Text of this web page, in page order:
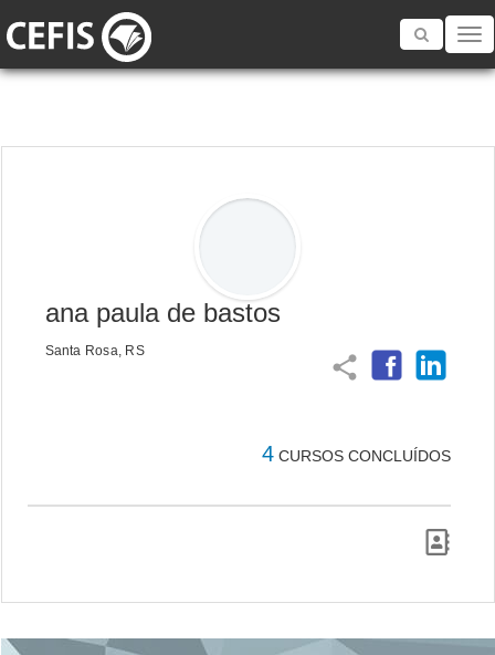
Toggle
ana paula de bastos
Santa Rosa, RS
share
4 CURSOS CONCLUÍDOS